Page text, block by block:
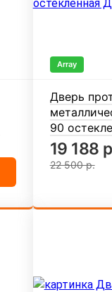
Array
Дверь
90
19 188
22 500 р.